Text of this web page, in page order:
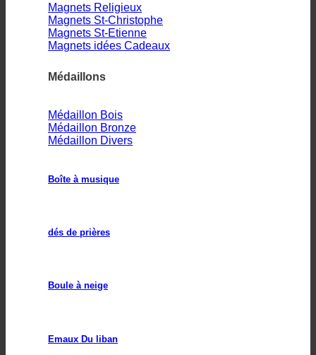
Magnets Religieux
Magnets St-Christophe
Magnets St-Etienne
Magnets idées Cadeaux
Médaillons
Médaillon Bois
Médaillon Bronze
Médaillon Divers
Boîte à musique
dés de prières
Boule à neige
Emaux Du liban